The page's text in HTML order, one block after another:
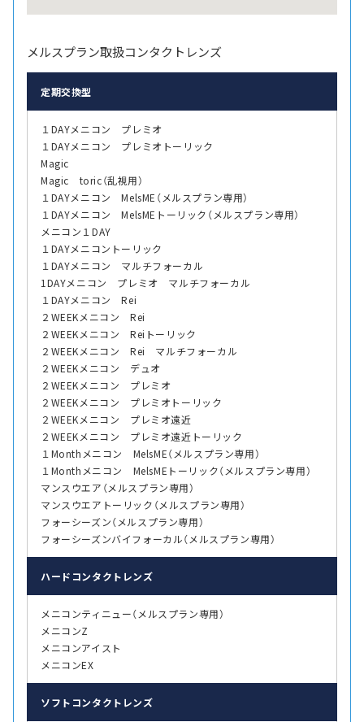
メルスプラン取扱コンタクトレンズ
定期交換型
１DAYメニコン プレミオ
１DAYメニコン プレミオトーリック
Magic
Magic toric（乱視用）
１DAYメニコン MelsME（メルスプラン専用）
１DAYメニコン MelsMEトーリック（メルスプラン専用）
メニコン１DAY
１DAYメニコントーリック
１DAYメニコン マルチフォーカル
1DAYメニコン プレミオ マルチフォーカル
１DAYメニコン Rei
２WEEKメニコン Rei
２WEEKメニコン Reiトーリック
２WEEKメニコン Rei マルチフォーカル
２WEEKメニコン デュオ
２WEEKメニコン プレミオ
２WEEKメニコン プレミオトーリック
２WEEKメニコン プレミオ遠近
２WEEKメニコン プレミオ遠近トーリック
１Monthメニコン MelsME（メルスプラン専用）
１Monthメニコン MelsMEトーリック（メルスプラン専用）
マンスウエア（メルスプラン専用）
マンスウエアトーリック（メルスプラン専用）
フォーシーズン（メルスプラン専用）
フォーシーズンバイフォーカル（メルスプラン専用）
ハード コンタクトレンズ
メニコンティニュー（メルスプラン専用）
メニコンZ
メニコンアイスト
メニコンEX
ソフト コンタクトレンズ